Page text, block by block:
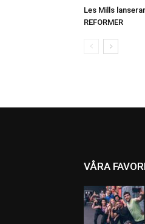
Les Mills
REFORMER
VÅRA